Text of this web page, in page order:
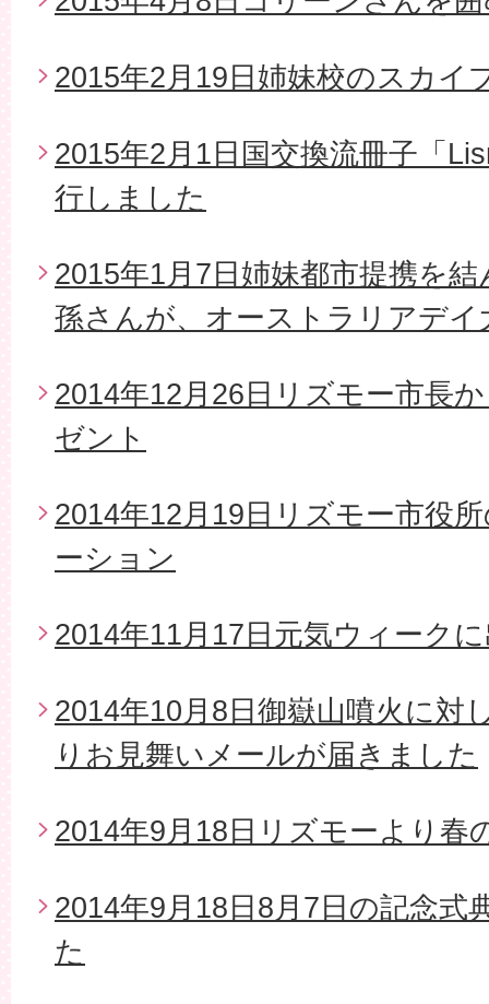
2015年2月19日姉妹校のスカイ
2015年2月1日国交換流冊子「
行しました
2015年1月7日姉妹都市提携を
孫さんが、オーストラリアデ
2014年12月26日リズモー市長
ゼント
2014年12月19日リズモー市役
ーション
2014年11月17日元気ウィーク
2014年10月8日御嶽山噴火に対
りお見舞いメールが届きました
2014年9月18日リズモーより春
2014年9月18日8月7日の記念式
た